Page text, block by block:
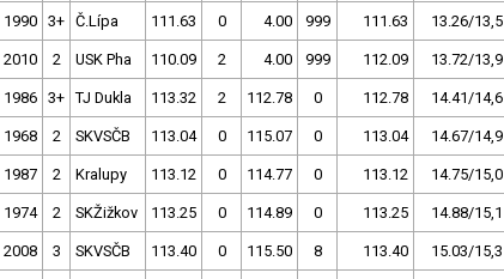
1990 3+ Č.Lípa 111.63 0 4.00 999 111.63 13.26/13,5
2010 2 USK Pha 110.09 2 4.00 999 112.09 13.72/13,9
1986 3+ TJ Dukla 113.32 2 112.78 0 112.78 14.41/14,6
1968 2 SKVSČB 113.04 0 115.07 0 113.04 14.67/14,9
1987 2 Kralupy 113.12 0 114.77 0 113.12 14.75/15,0
1974 2 SKŽižkov 113.25 0 114.89 0 113.25 14.88/15,1
2008 3 SKVSČB 113.40 0 115.50 8 113.40 15.03/15,3